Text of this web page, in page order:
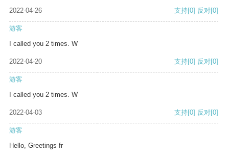
2022-04-26 支持[0] 反对[0]
游客
I called you 2 times. W
2022-04-20 支持[0] 反对[0]
游客
I called you 2 times. W
2022-04-03 支持[0] 反对[0]
游客
Hello, Greetings fr